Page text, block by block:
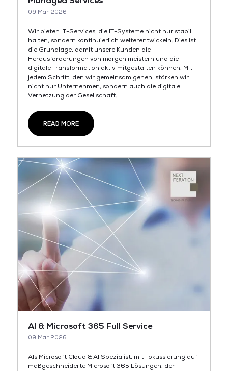
09 Mar 2026
Wir bieten IT-Services, die IT-Systeme nicht nur stabil
halten, sondern kontinuierlich weiterentwickeln. Dies ist
die Grundlage, damit unsere Kunden die
Herausforderungen von morgen meistern und die
digitale Transformation aktiv mitgestalten können. Mit
jedem Schritt, den wir gemeinsam gehen, stärken wir
nicht nur Unternehmen, sondern auch die digitale
Vernetzung der Gesellschaft.
READ MORE
AI & Microsoft 365 Full Service
09 Mar 2026
Als Microsoft Cloud & AI Spezialist, mit Fokussierung auf
maßgeschneiderte Microsoft 365 Lösungen, der